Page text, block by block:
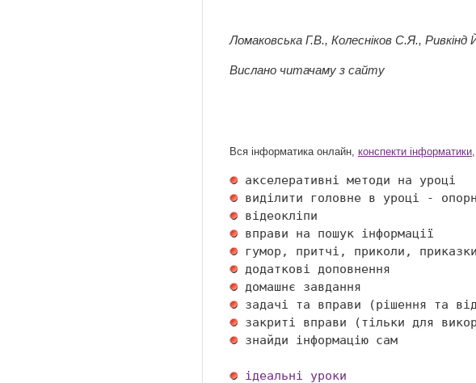
Ломаковська Г.В., Колесніков С.Я.,
Вислано читачаму з сайту
Вся інформатика онлайн, конспекти інформатики
акселеративні
виділити головне в
вправи на пошук
гумор, притчі, приколи,
додаткові
домашнє
задачі та вправи
закриті вправи (тільки для
знайди
ідеальні уроки